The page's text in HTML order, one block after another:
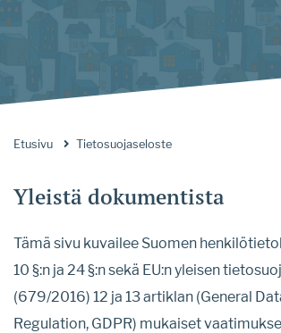
Etusivu Tietosuojaseloste
Yleistä dokumentista
Tämä sivu kuvailee Suomen
10 §:n ja 24 §:n sekä EU:n yleisen
(679/2016) 12 ja 13 artiklan (General
Regulation, GDPR) mukaiset